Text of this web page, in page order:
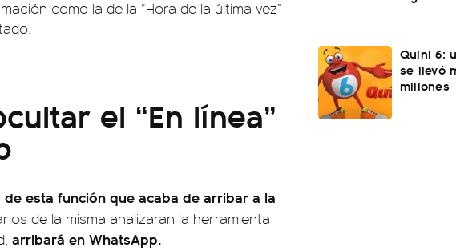
como la de la “Hora de la última vez”
el “En línea”
esta función que acaba de arribar a la
de la misma analizaran la herramienta
arribará en WhatsApp.
Quini 6:
se llevó
millones